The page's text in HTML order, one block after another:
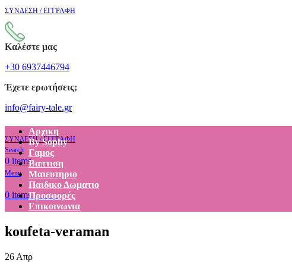
ΣΥΝΔΕΣΗ / ΕΓΓΡΑΦΗ
Καλέστε μας
+30 6937446794
Έχετε ερωτήσεις;
info@fairy-tale.gr
ΣΥΝΔΕΣΗ / ΕΓΓΡΑΦΗ
Search
0 items €0.00
Menu
0 items €0.00
Αρχικη
By Sophy
Γαμος
Βαπτιση
Μαιευτηριο
Παιδικο Δωματιο
Προσφορές
Επικοινωνια
koufeta-veraman
26 Απρ